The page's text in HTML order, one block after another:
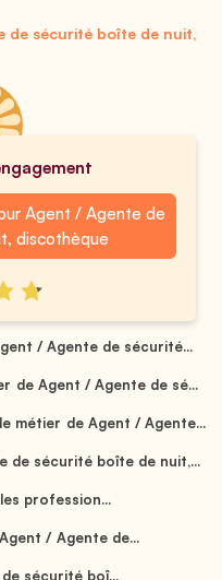
de sécurité boîte de nuit,
Agent / Agente de
discothèque
/ Agente de sécurité...
de Agent / Agente de sé...
métier de Agent / Agente...
de sécurité boîte de nuit,...
profession...
/ Agente de...
sécurité boî...